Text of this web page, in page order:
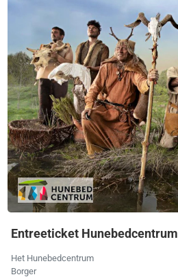
Entreeticket Hunebedcentrum
Het Hunebedcentrum
Borger